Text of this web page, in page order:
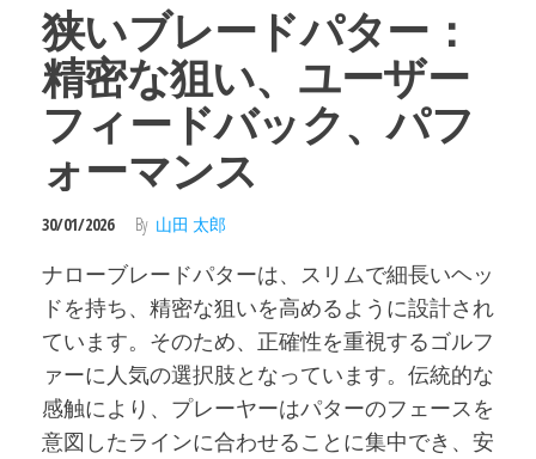
狭いブレードパター：
精密な狙い、ユーザー
フィードバック、パフ
ォーマンス
30/01/2026 By 山田 太郎
ナローブレードパターは、スリムで細長いヘッ
ドを持ち、精密な狙いを高めるように設計され
ています。そのため、正確性を重視するゴルフ
ァーに人気の選択肢となっています。伝統的な
感触により、プレーヤーはパターのフェースを
意図したラインに合わせることに集中でき、安